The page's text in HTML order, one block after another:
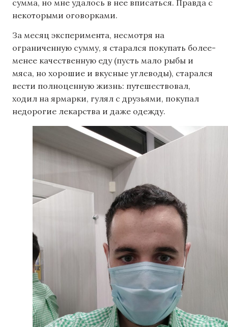
сумма, но мне удалось в нее вписаться. Правда с
некоторыми оговорками.
За месяц эксперимента, несмотря на
ограниченную сумму, я старался покупать более-
менее качественную еду (пусть мало рыбы и
мяса, но хорошие и вкусные углеводы), старался
вести полноценную жизнь: путешествовал,
ходил на ярмарки, гулял с друзьями, покупал
недорогие лекарства и даже одежду.